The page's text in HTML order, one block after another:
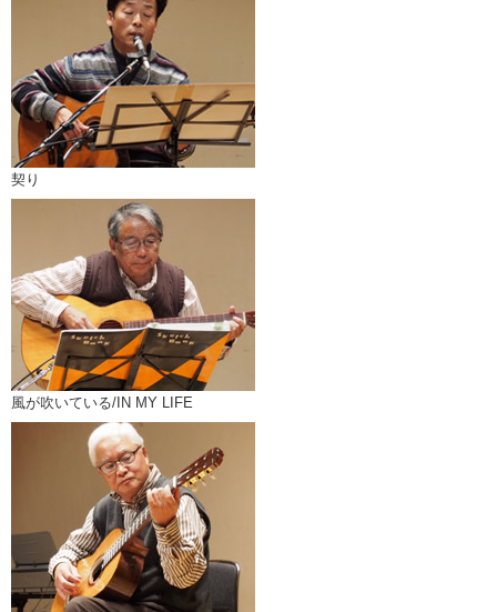
契り
風が吹いている/IN MY LIFE